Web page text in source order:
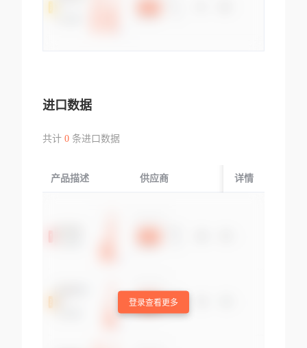
进口数据
共计 0条进口数据
产品描述 供应商 起运国/地区
详情
登录查看更多